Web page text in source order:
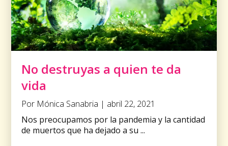
No destruyas a quien te da
vida
Por Mónica Sanabria | abril 22, 2021
Nos preocupamos por la pandemia y la cantidad
de muertos que ha dejado a su ...